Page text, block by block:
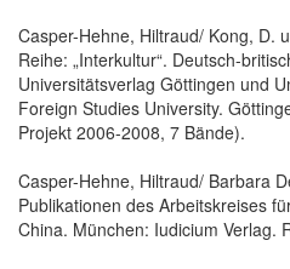
Casper-Hehne, Hiltraud/ Kong, D.
Reihe: „Interkultur“. Deutsch-
Universitätsverlag Göttingen und
Foreign Studies University.
Projekt 2006-2008, 7 Bände).
Casper-Hehne, Hiltraud/ Barbara
Publikationen des Arbeitskreises
China. München: Iudicium Verlag.